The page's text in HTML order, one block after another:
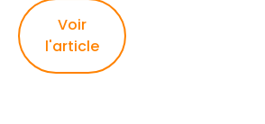
randonnée ?
La réponse se
trouve dans
cet article...
Voir
l'article